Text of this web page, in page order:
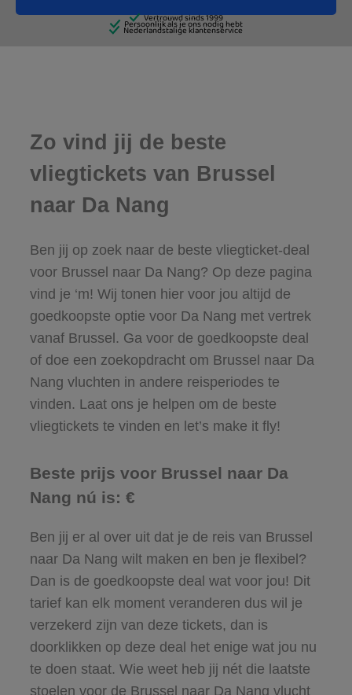
Zo vind jij de beste
vliegtickets van Brussel
naar Da Nang
Ben jij op zoek naar de beste vliegticket-deal
voor Brussel naar Da Nang? Op deze pagina
vind je ‘m! Wij tonen hier voor jou altijd de
goedkoopste optie voor Da Nang met vertrek
vanaf Brussel. Ga voor de goedkoopste deal
of doe een zoekopdracht om Brussel naar Da
Nang vluchten in andere reisperiodes te
vinden. Laat ons je helpen om de beste
vliegtickets te vinden en let’s make it fly!
Beste prijs voor Brussel naar Da
Nang nú is: €
Ben jij er al over uit dat je de reis van Brussel
naar Da Nang wilt maken en ben je flexibel?
Dan is de goedkoopste deal wat voor jou! Dit
tarief kan elk moment veranderen dus wil je
verzekerd zijn van deze tickets, dan is
doorklikken op deze deal het enige wat jou nu
te doen staat. Wie weet heb jij nét die laatste
stoelen voor de Brussel naar Da Nang vlucht